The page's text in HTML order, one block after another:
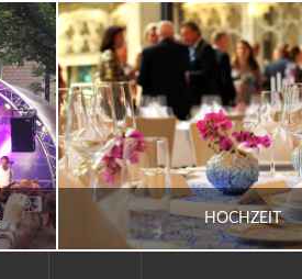
HOCHZEIT